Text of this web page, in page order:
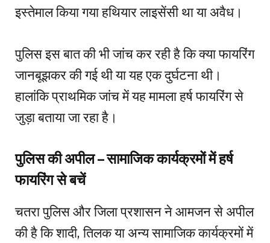
इस्तेमाल किया गया हथियार लाइसेंसी था या अवैध।
पुलिस इस बात की भी जांच कर रही है कि क्या फायरिंग
जानबूझकर की गई थी या यह एक दुर्घटना थी।
हालांकि प्राथमिक जांच में यह मामला हर्ष फायरिंग से
जुड़ा बताया जा रहा है।
पुलिस की अपील – सामाजिक कार्यक्रमों में हर्ष
फायरिंग से बचें
चतरा पुलिस और जिला प्रशासन ने आमजन से अपील
की है कि शादी, तिलक या अन्य सामाजिक कार्यक्रमों में